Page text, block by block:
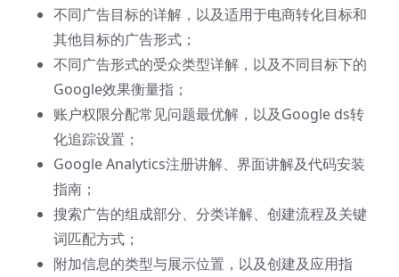
不同广告目标的详解，以及适用于电商转化目标和
其他目标的广告形式；
不同广告形式的受众类型详解，以及不同目标下的
Google效果衡量指；
账户权限分配常见问题最优解，以及Google ds转
化追踪设置；
Google Analytics注册讲解、界面讲解及代码安装
指南；
搜索广告的组成部分、分类详解、创建流程及关键
词匹配方式；
附加信息的类型与展示位置，以及创建及应用指